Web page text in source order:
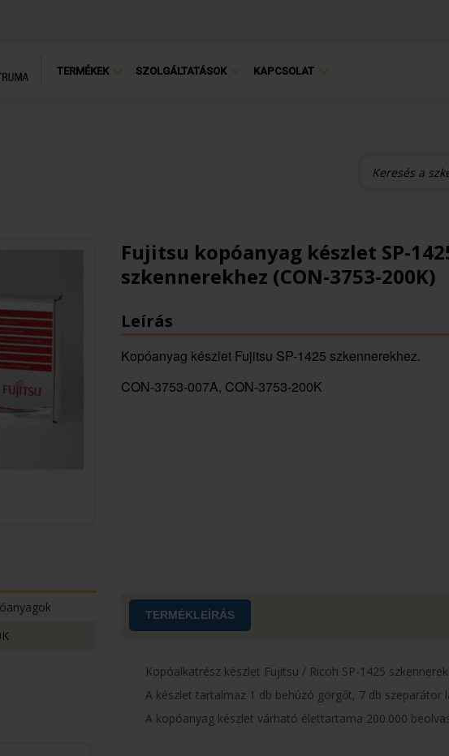
TERMÉKEK SZOLGÁLTATÁSOK KAPCSOLAT
Fujitsu kopóanyag készlet SP-
szkennerekhez (CON-3753-200K)
Leírás
Kopóanyag készlet Fujitsu SP-1425 szkennerekhez.
CON-3753-007A, CON-3753-200K
TERMÉKLEÍRÁS
Kopóalkatrész készlet Fujitsu / Ricoh SP-1425
A készlet tartalmaz 1 db behúzó görgőt, 7 db szeparátor
A kopóanyag készlet várható élettartama 200.000